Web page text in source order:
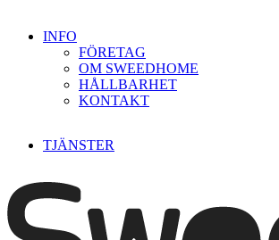
INFO
FÖRETAG
OM SWEEDHOME
HÅLLBARHET
KONTAKT
TJÄNSTER